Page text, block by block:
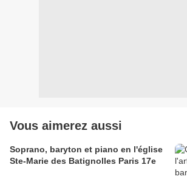
Vous aimerez aussi
Soprano, baryton et piano en l'église
Ste-Marie des Batignolles Paris 17e